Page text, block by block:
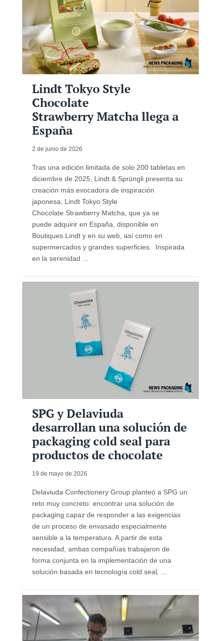
Lindt Tokyo Style
Chocolate
Strawberry Matcha llega a
España
2 de junio de 2026
Tras una edición limitada de solo 200 tabletas en
diciembre de 2025, Lindt & Sprüngli presenta su
creación más evocadora de inspiración
japonesa, Lindt Tokyo Style
Chocolate Strawberry Matcha, que ya se
puede adquirir en España, disponible en
Boutiques Lindt y en su web, así como en
supermercados y grandes superficies. Inspirada
en la serenidad ...
SPG y Delaviuda
desarrollan una solución de
packaging cold seal para
productos de chocolate
19 de mayo de 2026
Delaviuda Confectionery Group planteó a SPG un
reto muy concreto: encontrar una solución de
packaging capaz de responder a las exigencias
de un proceso de envasado especialmente
sensible a la temperatura. A partir de esta
necesidad, ambas compañías trabajaron de
forma conjunta en la implementación de una
solución basada en tecnología cold seal, ...